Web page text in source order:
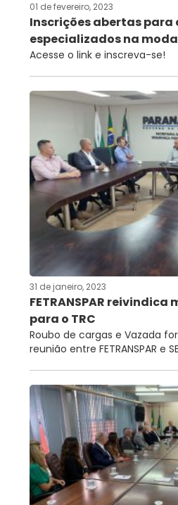
01 de fevereiro, 2023
Inscrições abertas para
especializados na
Acesse o link e inscreva-se!
31 de janeiro, 2023
FETRANSPAR
para o TRC
Roubo de cargas e Vazada
reunião entre FETRANSPAR e